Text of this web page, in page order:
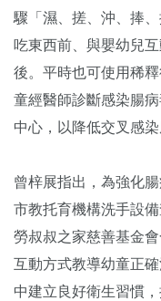
驟「濕、搓、沖、捧
吃東西前、與嬰幼兒
後。平時也可使用稀
童經醫師診斷感染腸
中心，以降低交叉感染
曾梓展指出，為強化
市教托育機構洗手設
勞叔叔之家慈善基金
互動方式教導幼童正
中建立良好衛生習慣